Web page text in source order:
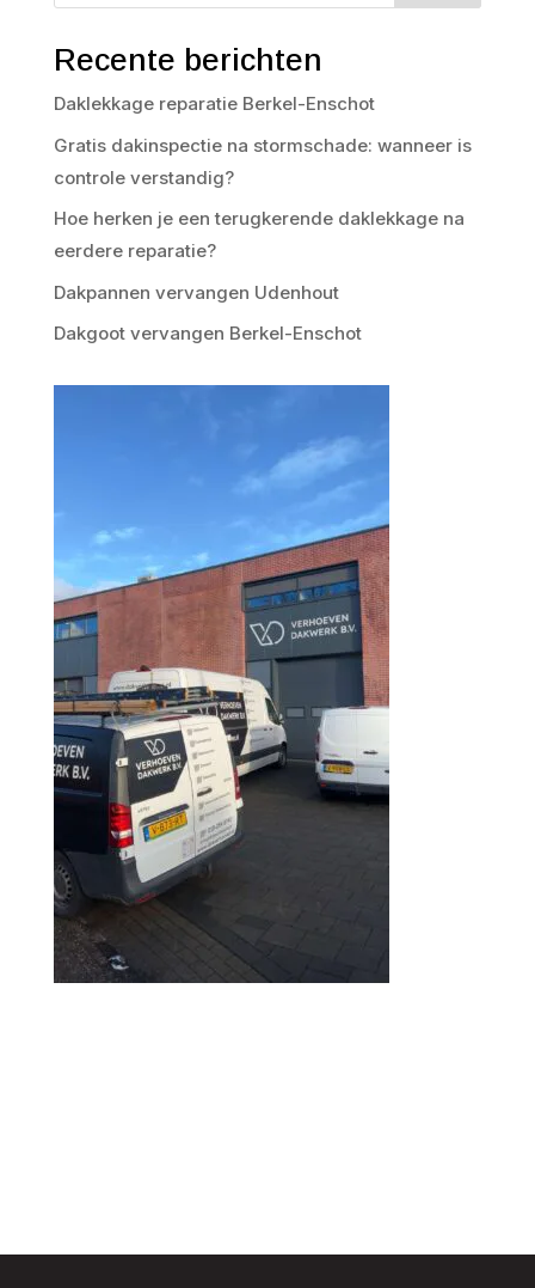
Recente berichten
Daklekkage reparatie Berkel-Enschot
Gratis dakinspectie na stormschade: wanneer is
controle verstandig?
Hoe herken je een terugkerende daklekkage na
eerdere reparatie?
Dakpannen vervangen Udenhout
Dakgoot vervangen Berkel-Enschot